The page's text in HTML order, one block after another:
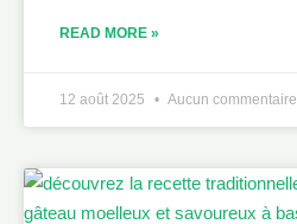
READ MORE »
12 août 2025 Aucun commentaire